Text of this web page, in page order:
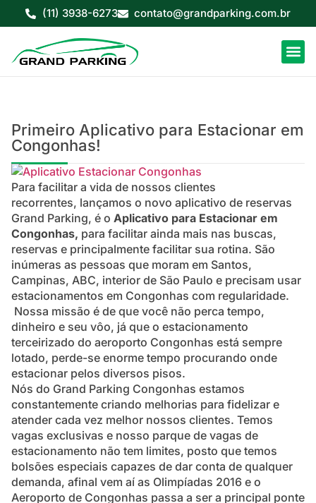
(11) 3938-6273 contato@grandparking.com.br
Primeiro Aplicativo para Estacionar em
Congonhas!
Para facilitar a vida de nossos clientes
recorrentes, lançamos o novo aplicativo de reservas
Grand Parking, é o Aplicativo para Estacionar em
Congonhas, para facilitar ainda mais nas buscas,
reservas e principalmente facilitar sua rotina. São
inúmeras as pessoas que moram em Santos,
Campinas, ABC, interior de São Paulo e precisam usar
estacionamentos em Congonhas com regularidade.
Nossa missão é de que você não perca tempo,
dinheiro e seu vôo, já que o estacionamento
terceirizado do aeroporto Congonhas está sempre
lotado, perde-se enorme tempo procurando onde
estacionar pelos diversos pisos.
Nós do Grand Parking Congonhas estamos
constantemente criando melhorias para fidelizar e
atender cada vez melhor nossos clientes. Temos
vagas exclusivas e nosso parque de vagas de
estacionamento não tem limites, posto que temos
bolsões especiais capazes de dar conta de qualquer
demanda, afinal vem aí as Olimpíadas 2016 e o
Aeroporto de Congonhas passa a ser a principal ponte